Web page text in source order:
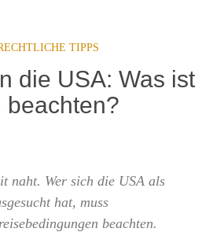
TIPPS
die USA: Was ist
beachten?
naht. Wer sich die USA als
hat, muss
beachten.